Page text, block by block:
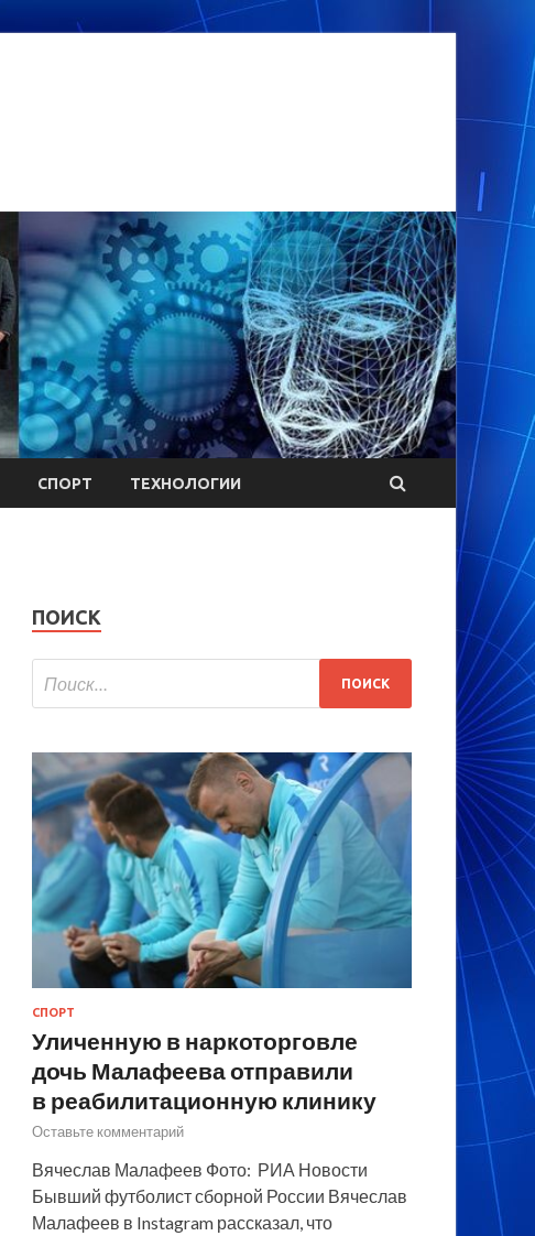
СПОРТ ТЕХНОЛОГИИ
ПОИСК
СПОРТ
Уличенную в наркоторговле
дочь Малафеева отправили
в реабилитационную клинику
Оставьте комментарий
Вячеслав Малафеев Фото: РИА Новости
Бывший футболист сборной России Вячеслав
Малафеев в Instagram рассказал, что